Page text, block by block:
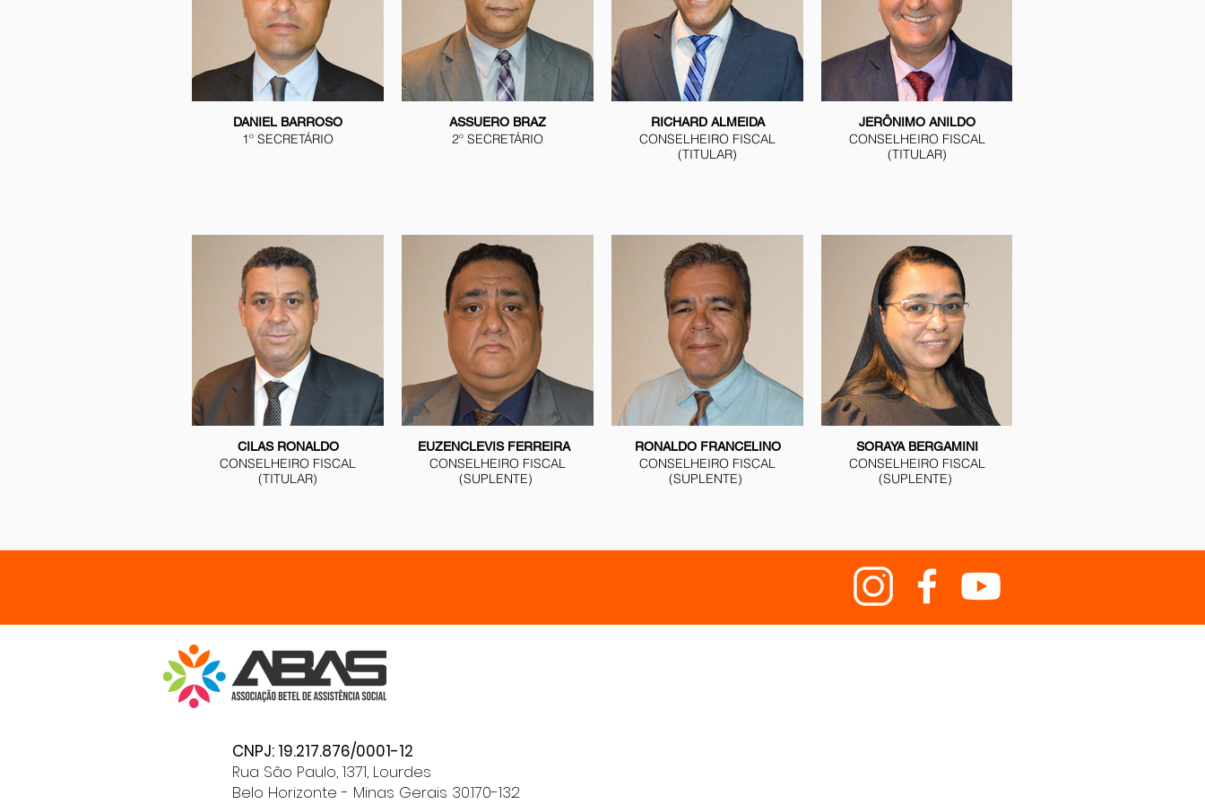
DANIEL BARROSO
1º SECRETÁRIO
ASSUERO BRAZ
2º SECRETÁRIO
RICHARD ALMEIDA
CONSELHEIRO FISCAL
(TITULAR)
JERÔNIMO ANILDO
CONSELHEIRO FISCAL
(TITULAR)
CILAS RONALDO
CONSELHEIRO FISCAL
(TITULAR)
EUZENCLEVIS FERREIRA
CONSELHEIRO FISCAL
(SUPLENTE)
RONALDO FRANCELINO
CONSELHEIRO FISCAL
(SUPLENTE)
SORAYA BERGAMINI
CONSELHEIRO FISCAL
(SUPLENTE)
CNPJ: 19.217.876/0001-12
Rua São Paulo, 1371, Lourdes
Belo Horizonte - Minas Gerais 30.170-132